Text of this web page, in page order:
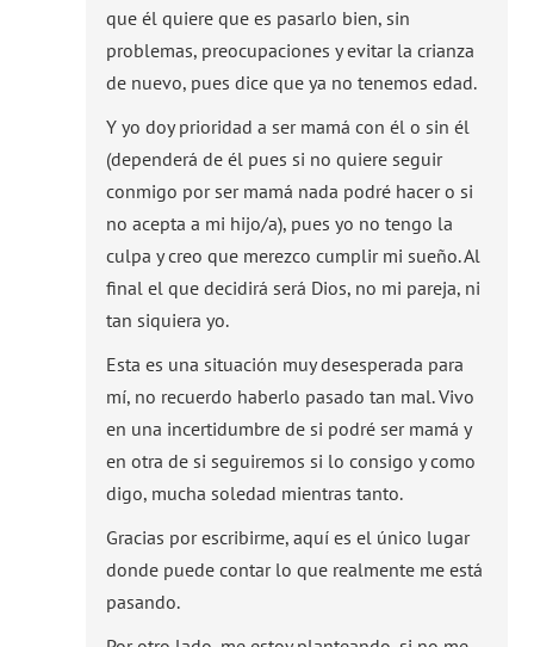
que él quiere que es pasarlo bien, sin
problemas, preocupaciones y evitar la crianza
de nuevo, pues dice que ya no tenemos edad.
Y yo doy prioridad a ser mamá con él o sin él
(dependerá de él pues si no quiere seguir
conmigo por ser mamá nada podré hacer o si
no acepta a mi hijo/a), pues yo no tengo la
culpa y creo que merezco cumplir mi sueño. Al
final el que decidirá será Dios, no mi pareja, ni
tan siquiera yo.
Esta es una situación muy desesperada para
mí, no recuerdo haberlo pasado tan mal. Vivo
en una incertidumbre de si podré ser mamá y
en otra de si seguiremos si lo consigo y como
digo, mucha soledad mientras tanto.
Gracias por escribirme, aquí es el único lugar
donde puede contar lo que realmente me está
pasando.